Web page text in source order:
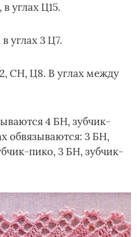
углах Ц15.
углах 3 Ц7.
СН, Ц8. В углах между
4 БН, зубчик-
обвязываются: 3 БН,
пико, 3 БН, зубчик-